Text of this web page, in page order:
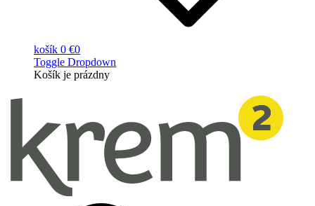
košík 0 €0
Toggle Dropdown
Košík je prázdny